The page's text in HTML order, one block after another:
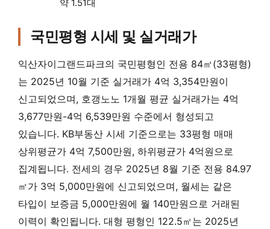
약 1.51대
국민평형 시세 및 실거래가
익산자이그랜드파크의 국민평형인 전용 84㎡(33평형)
는 2025년 10월 기준 실거래가 4억 3,354만원이
신고되었으며, 호갱노노 1개월 평균 실거래가는 4억
3,677만원-4억 6,539만원 수준에서 형성되고
있습니다. KB부동산 시세 기준으로는 33평형 매매
상위평균가 4억 7,500만원, 하위평균가 4억원으로
집계됩니다. 전세의 경우 2025년 8월 기준 전용 84.97
㎡가 3억 5,000만원에 신고되었으며, 월세는 같은
타입이 보증금 5,000만원에 월 140만원으로 거래된
이력이 확인됩니다. 대형 평형인 122.5㎡는 2025년